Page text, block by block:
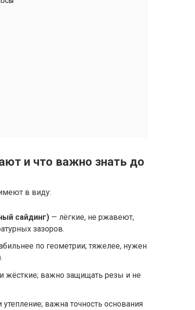
и что важно знать до
в виду:
сайдинг) — лёгкие, не ржавеют,
зазоров.
по геометрии; тяжелее, нужен
жёсткие; важно защищать резы и не
важна точность основания